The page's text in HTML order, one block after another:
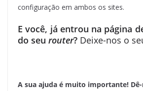
configuração em ambos os sites.
E você, já entrou na página
do seu router? Deixe-nos o
A sua ajuda é muito importante!